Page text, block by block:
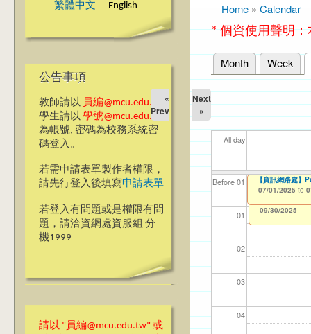
繁體中文 English
公告事項
教師請以 員編@mcu.edu.tw
學生請以 學號@mcu.edu.tw
為帳號, 密碼為校務系統密
碼登入。
若需申請表單製作者權限，
請先行登入後填寫申請表單
若登入有問題或是權限有問
題，請洽資網處資服組 分
機1999
請以 "員編@mcu.edu.tw" 或
You are here
Home » Calendar
* 個資使用聲明
Primary tabs
Month Week
«
Prev
Next
»
All day
Before 01
01
02
03
04
【資網處】
整合系統～表單
12/31/2027
我愛銘傳我愛養
校區)
09/30/2025
【財
11/
【財
11/
114
04/
114
02/
【資訊網路處】
07/01/2025 to